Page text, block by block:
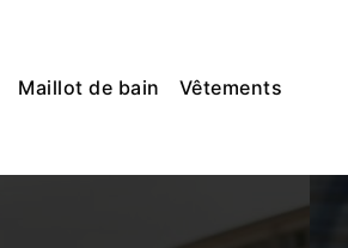
Maillot de bain Vêtements